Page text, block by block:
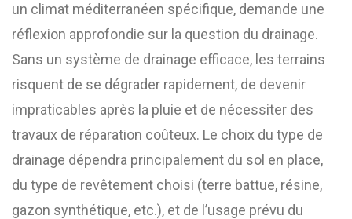
un climat méditerranéen spécifique, demande une
réflexion approfondie sur la question du drainage.
Sans un système de drainage efficace, les terrains
risquent de se dégrader rapidement, de devenir
impraticables après la pluie et de nécessiter des
travaux de réparation coûteux. Le choix du type de
drainage dépendra principalement du sol en place,
du type de revêtement choisi (terre battue, résine,
gazon synthétique, etc.), et de l’usage prévu du